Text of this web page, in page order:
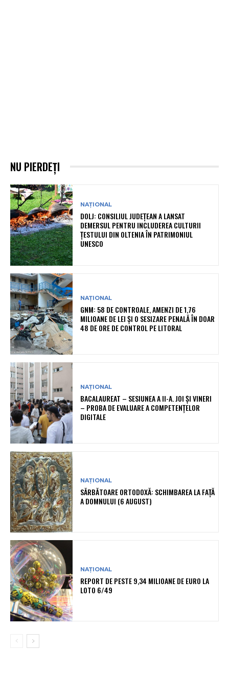
NU PIERDEȚI
NAȚIONAL
DOLJ: CONSILIUL JUDEȚEAN A LANSAT
DEMERSUL PENTRU INCLUDEREA CULTURII
ȚESTULUI DIN OLTENIA ÎN PATRIMONIUL
UNESCO
NAȚIONAL
GNM: 58 DE CONTROALE, AMENZI DE 1,76
MILIOANE DE LEI ȘI O SESIZARE PENALĂ ÎN DOAR
48 DE ORE DE CONTROL PE LITORAL
NAȚIONAL
BACALAUREAT – SESIUNEA A II-A. JOI ȘI VINERI
– PROBA DE EVALUARE A COMPETENȚELOR
DIGITALE
NAȚIONAL
SĂRBĂTOARE ORTODOXĂ: SCHIMBAREA LA FAȚĂ
A DOMNULUI (6 AUGUST)
NAȚIONAL
REPORT DE PESTE 9,34 MILIOANE DE EURO LA
LOTO 6/49